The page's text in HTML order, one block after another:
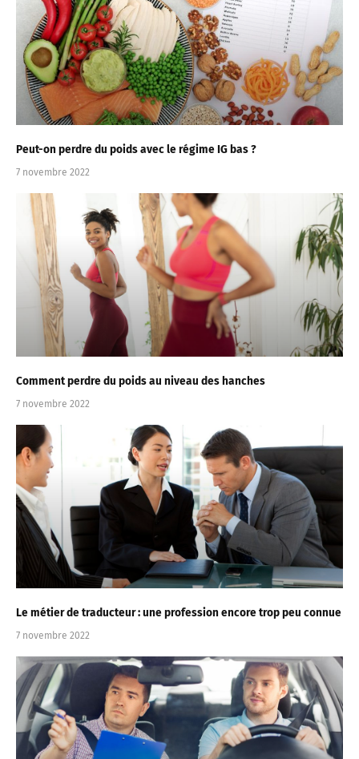
Peut-on perdre du poids avec le régime IG bas ?
7 novembre 2022
Comment perdre du poids au niveau des hanches
7 novembre 2022
Le métier de traducteur : une profession encore trop peu connue
7 novembre 2022